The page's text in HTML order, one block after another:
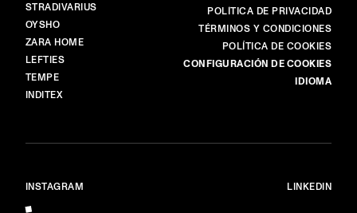
STRADIVARIUS
OYSHO
ZARA HOME
LEFTIES
TEMPE
INDITEX
MÁSPOLÍTICA DE PRIVACIDAD
TÉRMINOS Y CONDICIONES
POLÍTICA DE COOKIES
CONFIGURACIÓN DE COOKIES
IDIOMA
INSTAGRAM LINKEDIN